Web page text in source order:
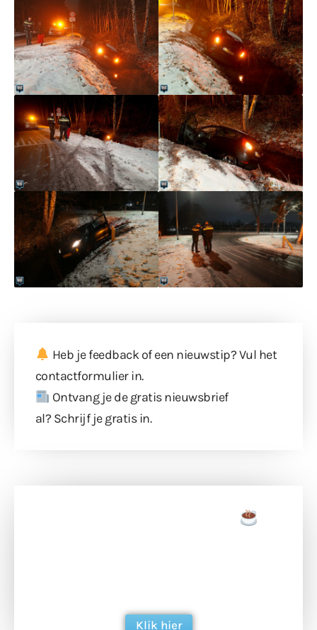
Heb je feedback of een nieuwstip? Vul het
contactformulierin.
Ontvang je de gratis nieuwsbrief
al? Schrijf je gratis in.
Klik hier